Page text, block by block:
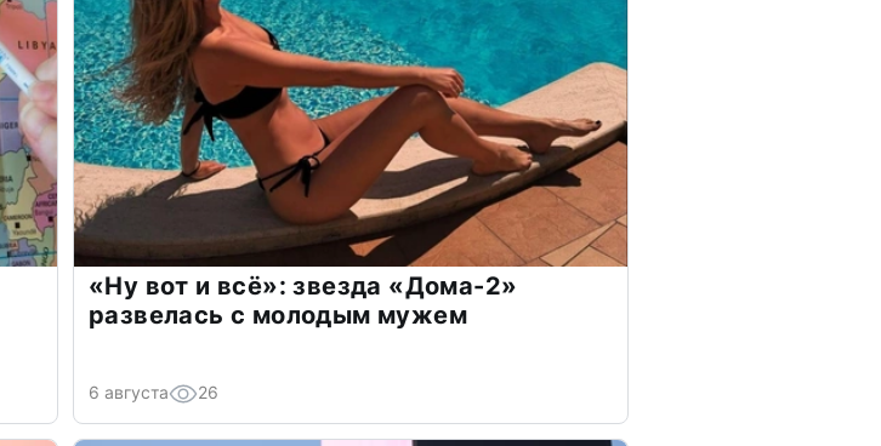
«Ну вот и всё»: звезда «Дома-2»
развелась с молодым мужем
6 августа 26